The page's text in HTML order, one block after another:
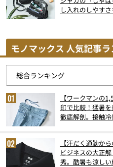
し入れのしやす
モノマックス 人気記事
【ワークマンの
印で比較！猛暑
徹底解剖。接触
【汗だく通勤か
ビジネスの大正
秀。酷暑も涼し